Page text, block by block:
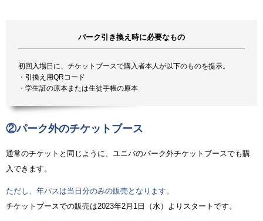
パーク引き換え時に必要なもの
初回入場日に、チケットブースで購入者本人が以下のものを提示。
・引換え用QRコード
・学生証の原本または生徒手帳の原本
②パーク外のチケットブース
通常のチケットと同じように、ユニバのパーク外チケットブースでも購
入できます。
ただし、年パスは当日分のみの販売となります。
チケットブースでの販売は2023年2月1日（水）よりスタートです。